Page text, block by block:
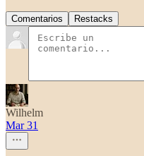
Comentarios Restacks
Wilhelm
Mar 31